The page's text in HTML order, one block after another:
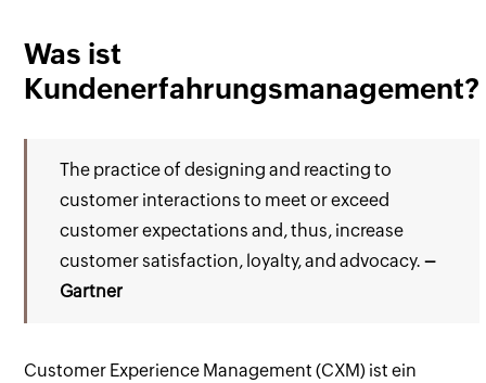
Was ist
Kundenerfahrungsmanagement?
The practice of designing and reacting to
customer interactions to meet or exceed
customer expectations and, thus, increase
customer satisfaction, loyalty, and advocacy.–
Gartner
Customer Experience Management (CXM) ist ein